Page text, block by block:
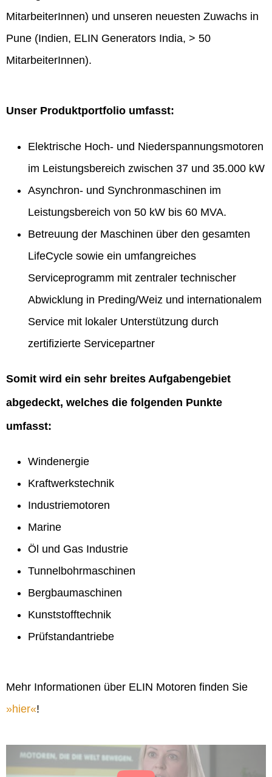
MitarbeiterInnen) und unseren neuesten Zuwachs in
Pune (Indien, ELIN Generators India, > 50
MitarbeiterInnen).
Unser Produktportfolio umfasst:
Elektrische Hoch- und Niederspannungsmotoren
im Leistungsbereich zwischen 37 und 35.000 kW
Asynchron- und Synchronmaschinen im
Leistungsbereich von 50 kW bis 60 MVA.
Betreuung der Maschinen über den gesamten
LifeCycle sowie ein umfangreiches
Serviceprogramm mit zentraler technischer
Abwicklung in Preding/Weiz und internationalem
Service mit lokaler Unterstützung durch
zertifizierte Servicepartner
Somit wird ein sehr breites Aufgabengebiet
abgedeckt, welches die folgenden Punkte
umfasst:
Windenergie
Kraftwerkstechnik
Industriemotoren
Marine
Öl und Gas Industrie
Tunnelbohrmaschinen
Bergbaumaschinen
Kunststofftechnik
Prüfstandantriebe
Mehr Informationen über ELIN Motoren finden Sie
hier !